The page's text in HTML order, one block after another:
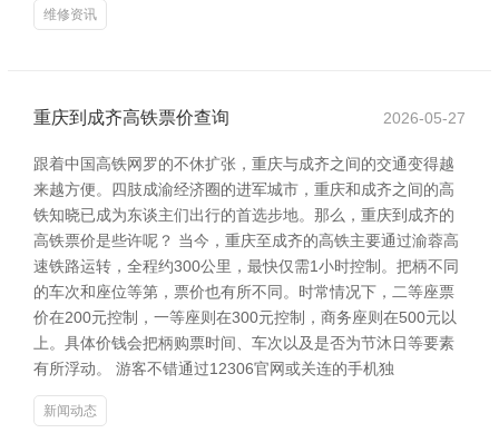
维修资讯
重庆到成齐高铁票价查询 2026-05-27
跟着中国高铁网罗的不休扩张，重庆与成齐之间的交通变得越
来越方便。四肢成渝经济圈的进军城市，重庆和成齐之间的高
铁知晓已成为东谈主们出行的首选步地。那么，重庆到成齐的
高铁票价是些许呢？ 当今，重庆至成齐的高铁主要通过渝蓉高
速铁路运转，全程约300公里，最快仅需1小时控制。把柄不同
的车次和座位等第，票价也有所不同。时常情况下，二等座票
价在200元控制，一等座则在300元控制，商务座则在500元以
上。具体价钱会把柄购票时间、车次以及是否为节沐日等要素
有所浮动。 游客不错通过12306官网或关连的手机独
新闻动态